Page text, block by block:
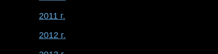
2011 г.
2012 г.